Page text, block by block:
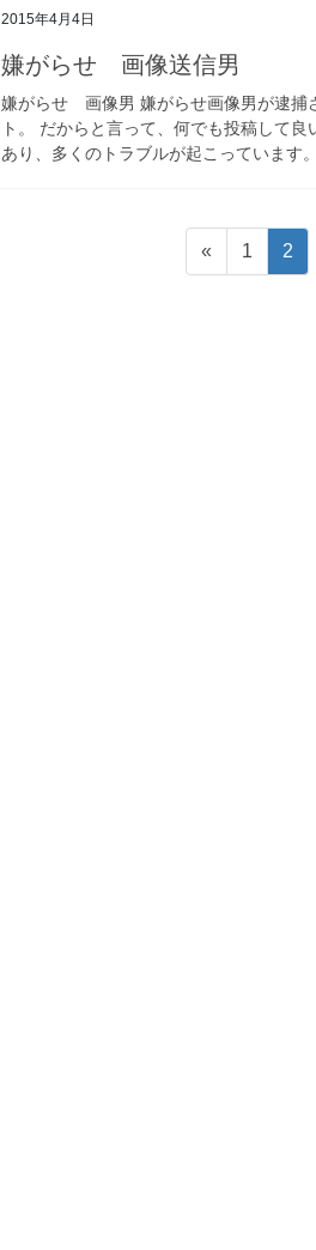
2015年4月4日
嫌がらせ 画像送信男
嫌がらせ 画像男 嫌がらせ画像男が逮捕
ト。 だからと言って、何でも投稿して
あり、多くのトラブルが起こっています
«
固
定
1
固
定
2